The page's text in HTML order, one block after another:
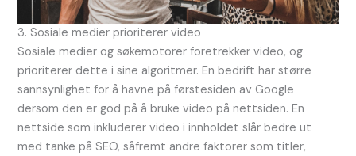
3. Sosiale medier prioriterer video
Sosiale medier og søkemotorer foretrekker video, og
prioriterer dette i sine algoritmer. En bedrift har større
sannsynlighet for å havne på førstesiden av Google
dersom den er god på å bruke video på nettsiden. En
nettside som inkluderer video i innholdet slår bedre ut
med tanke på SEO, såfremt andre faktorer som titler,